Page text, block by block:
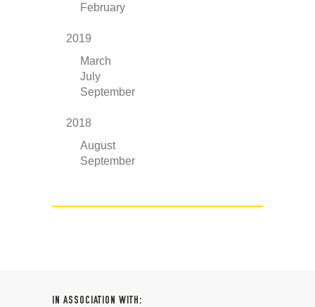
February
2019
March
July
September
2018
August
September
IN ASSOCIATION WITH: